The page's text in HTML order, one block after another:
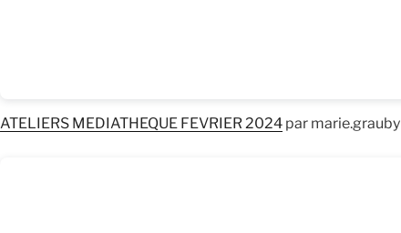
ATELIERS MEDIATHEQUE FEVRIER 2024 par marie.grauby